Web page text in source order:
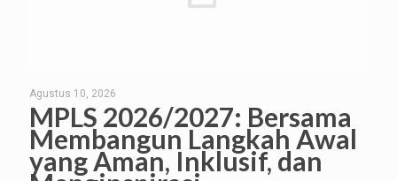
Agustus 10, 2026
MPLS 2026/2027: Bersama
Membangun Langkah Awal
yang Aman, Inklusif, dan